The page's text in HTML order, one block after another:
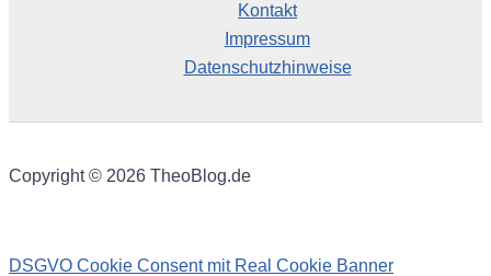
Kontakt
Impressum
Datenschutzhinweise
Copyright © 2026 TheoBlog.de
DSGVO Cookie Consent mit Real Cookie Banner